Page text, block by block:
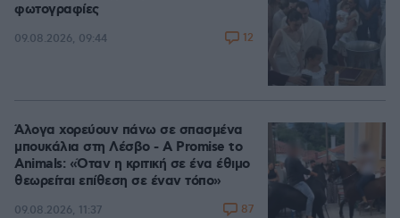
φωτογραφίες
09.08.2026, 09:44 12
Άλογα χορεύουν πάνω σε σπασμένα
μπουκάλια στη Λέσβο - A Promise to
Animals: «Όταν η κριτική σε ένα έθιμο
θεωρείται επίθεση σε έναν τόπο»
09.08.2026, 11:37 87